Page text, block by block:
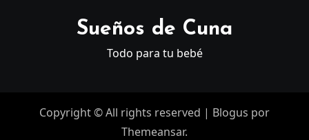
Sueños de Cuna
Todo para tu bebé
Copyright © All rights reserved | Blogus por
Themeansar.